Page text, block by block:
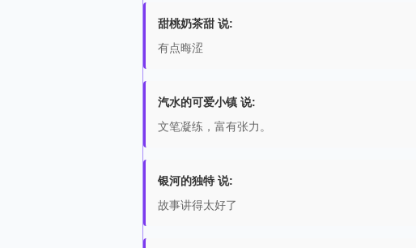
甜桃奶茶甜 说:
有点晦涩
汽水的可爱小镇 说:
文笔凝练，富有张力。
银河的独特 说:
故事讲得太好了